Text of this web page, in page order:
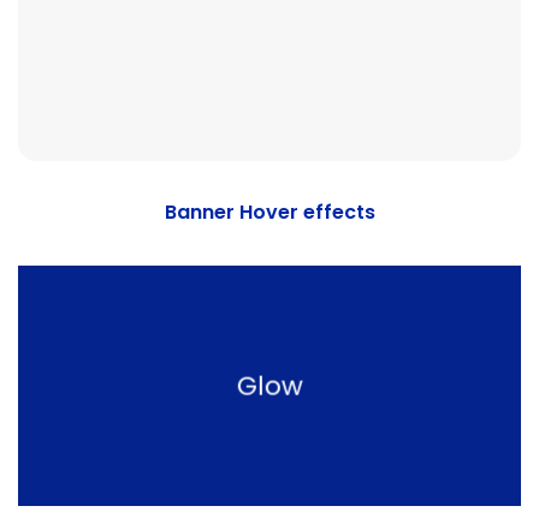
Banner Hover effects
Glow